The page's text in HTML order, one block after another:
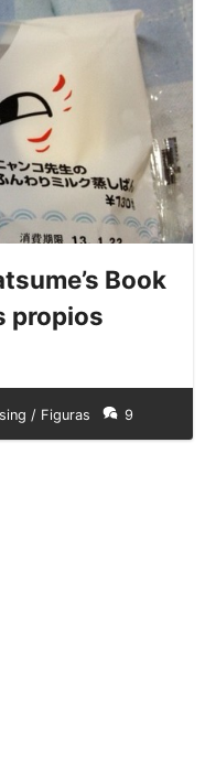
Book
propios
/ Figuras 9